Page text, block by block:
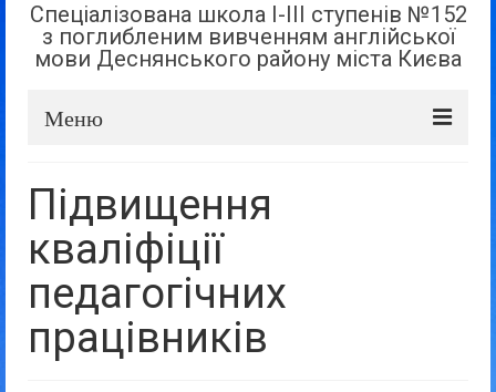
Спеціалізована школа І-ІІІ ступенів №152
з поглибленим вивченням англійської
мови Деснянського району міста Києва
Меню
Дошка оголошень
Батькам та учням
Прозорість та відкритість
Підвищення
кваліфіції
педагогічних
працівників